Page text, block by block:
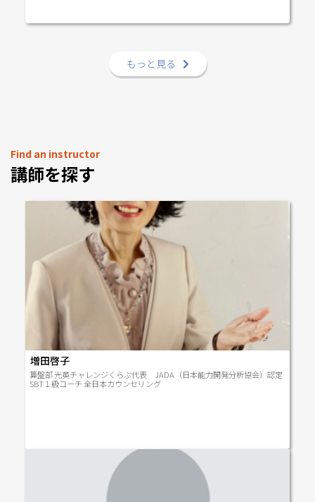
もっと見る
Find an instructor
講師を探す
増田啓子
算盤部 光英チャレンジくらぶ代表 JADA（日本能力開発分析協会）認定
SBT１級コーチ 全日本カウンセリング